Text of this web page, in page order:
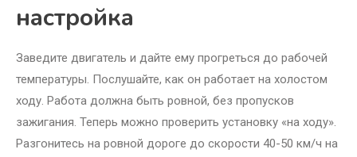
настройка
Заведите двигатель и дайте ему прогреться до рабочей
температуры. Послушайте, как он работает на холостом
ходу. Работа должна быть ровной, без пропусков
зажигания. Теперь можно проверить установку «на ходу».
Разгонитесь на ровной дороге до скорости 40-50 км/ч на